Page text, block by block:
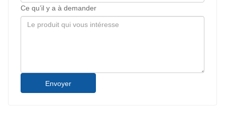
Ce qu’il y a à demander
Envoyer